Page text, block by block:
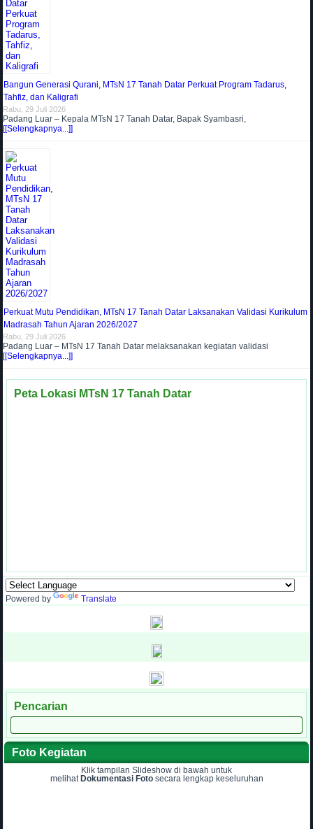
Bangun Generasi Qurani, MTsN 17 Tanah Datar Perkuat Program Tadarus,
Tahfiz, dan Kaligrafi
Rabu, 29 Juli 2026
Padang Luar – Kepala MTsN 17 Tanah Datar, Bapak Syambasri,
[[Selengkapnya...]]
Perkuat Mutu Pendidikan, MTsN 17 Tanah Datar Laksanakan Validasi Kurikulum
Madrasah Tahun Ajaran 2026/2027
Rabu, 29 Juli 2026
Padang Luar – MTsN 17 Tanah Datar melaksanakan kegiatan validasi
[[Selengkapnya...]]
Peta Lokasi MTsN 17 Tanah Datar
Powered by Translate
Pencarian
Foto Kegiatan
Klik tampilan Slideshow di bawah untuk
melihat Dokumentasi Fotosecara lengkap keseluruhan